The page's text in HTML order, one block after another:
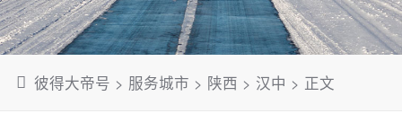
彼得大帝号 > 服务城市 > 陕西 > 汉中 > 正文